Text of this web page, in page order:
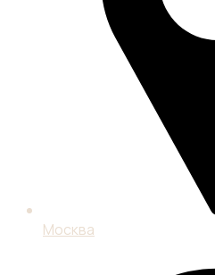
Москва